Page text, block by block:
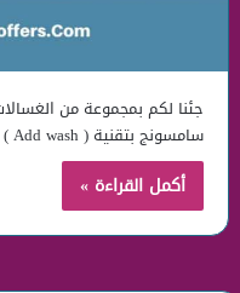
جئنا لكم بمجموعة من
سامسونج بتقنية ( Add wash ) حيث تساعدك هذه التقنية…
أكمل القراءة »